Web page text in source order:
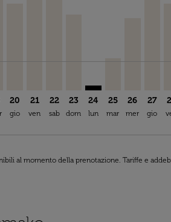
20
gio
21
ven
22
sab
23
dom
24
lun
25
mar
26
mer
27
gio
al momento della prenotazione. Tariffe e